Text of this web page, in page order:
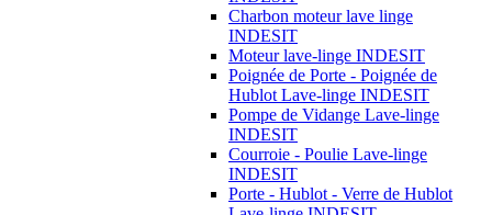
Charbon moteur lave linge
INDESIT
Moteur lave-linge INDESIT
Poignée de Porte - Poignée de
Hublot Lave-linge INDESIT
Pompe de Vidange Lave-linge
INDESIT
Courroie - Poulie Lave-linge
INDESIT
Porte - Hublot - Verre de Hublot